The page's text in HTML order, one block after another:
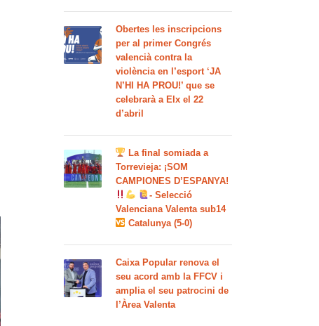
Obertes les inscripcions
per al primer Congrés
valencià contra la
violència en l’esport ‘JA
N’HI HA PROU!’ que se
celebrarà a Elx el 22
d’abril
La final somiada a
Torrevieja: ¡SOM
CAMPIONES D’ESPANYA!
- Selecció
Valenciana Valenta sub14
Catalunya (5-0)
Caixa Popular renova el
seu acord amb la FFCV i
amplia el seu patrocini de
l’Àrea Valenta